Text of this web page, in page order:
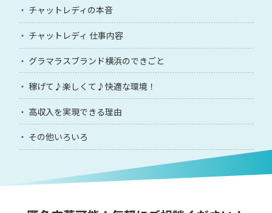
チャットレディの本音
チャットレディ 仕事内容
グラマラスブランド横浜のできごと
稼げて♪楽しくて♪快適な環境！
高収入を実現できる理由
その他いろいろ